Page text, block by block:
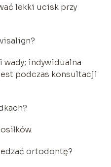
lekki ucisk przy
wady; indywidualna
podczas konsultacji
ortodontę?